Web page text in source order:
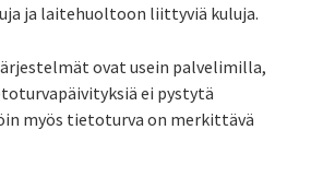
ja laitehuoltoon liittyviä kuluja.
ovat usein palvelimilla,
ei pystytä
myös tietoturva on merkittävä